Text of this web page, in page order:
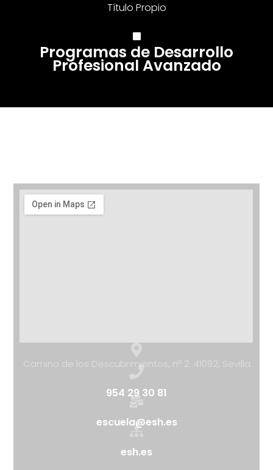
Título Propio
Programas de Desarrollo
Profesional Avanzado
Camino de los Descubrimientos, nº 2. 41092, Sevilla
954 29 30 81
escuela@esh.es
esh.es